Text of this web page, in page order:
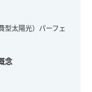
型太陽光）パーフェ
念